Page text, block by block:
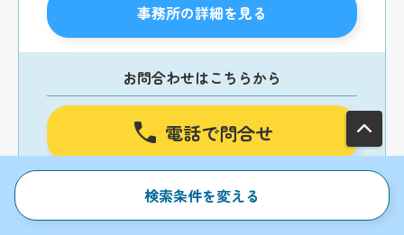
事務所の詳細を見る
お問合わせはこちらから
電話で問合せ
24時間いつでも受付中
メールで問合せ
検索条件を変える